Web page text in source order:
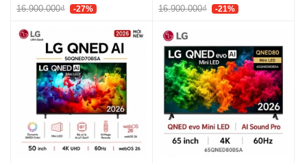
16.900.000₫ -27% 16.900.000₫ -21%